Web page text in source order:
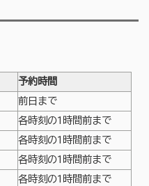
予約時間
前日まで
各時刻の1時間前まで
各時刻の1時間前まで
各時刻の1時間前まで
各時刻の1時間前まで